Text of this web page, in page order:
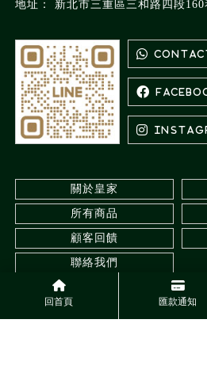
回首頁 匯款通知
新北市三重區三和路四段160
關於皇家
所有商品
顧客回饋
聯絡我們
水族館 台北水族館 三重水族館